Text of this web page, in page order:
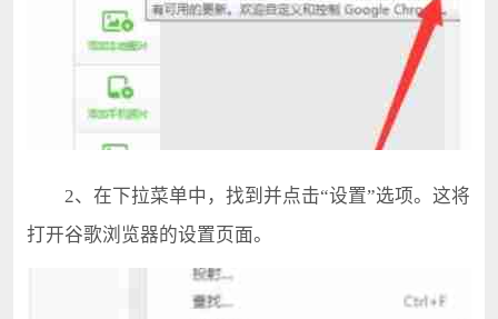
2、在下拉菜单中，找到并点击“设置”选项。这将
打开谷歌浏览器的设置页面。